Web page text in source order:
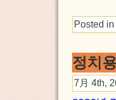
Posted in
정치
7月 4th,